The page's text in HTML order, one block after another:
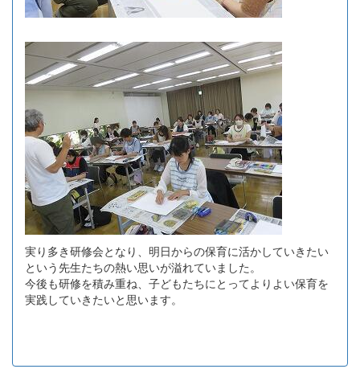
実り多き研修会となり、明日からの保育に活かしていきたい
という先生たちの熱い思いが溢れていました。
今後も研修を積み重ね、子どもたちにとってよりよい保育を
実践していきたいと思います。